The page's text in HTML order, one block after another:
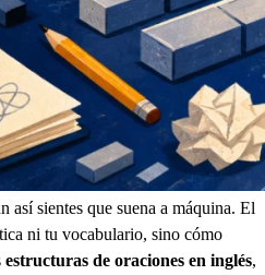
así sientes que suena a máquina. El
ni tu vocabulario, sino cómo
estructuras de oraciones en inglés,